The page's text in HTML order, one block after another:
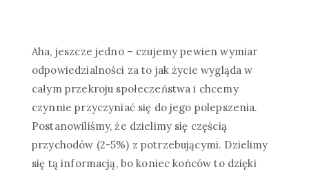
Aha, jeszcze jedno – czujemy pewien wymiar
odpowiedzialności za to jak życie wygląda w
całym przekroju społeczeństwa i chcemy
czynnie przyczyniać się do jego polepszenia.
Postanowiliśmy, że dzielimy się częścią
przychodów (2-5%) z potrzebującymi. Dzielimy
się tą informacją, bo koniec końców to dzięki